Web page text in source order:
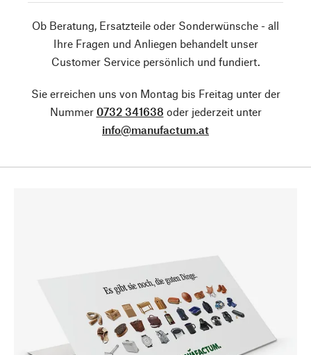
Ob Beratung, Ersatzteile oder Sonderwünsche - all
Ihre Fragen und Anliegen behandelt unser
Customer Service persönlich und fundiert.
Sie erreichen uns von Montag bis Freitag unter der
Nummer 0732 341638 oder jederzeit unter
info@manufactum.at